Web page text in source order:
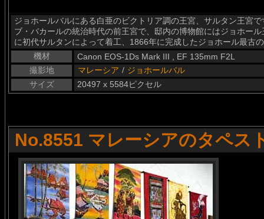
ジョホールバルにある白亜のビクトリア調の王宮、サルタン王宮
ブ・バカールの統治時代の前王宮で、邸内の博物館にはジョホー
に初代サルタンによって着工、1866年に完成したジョホール最古
機材
Canon EOS-1Ds Mark III , EF 135mm F2L
撮影地
マレーシア / ジョホールバル
サイズ
20497 x 5584ピクセル
No.8551 マレーシアのタペス